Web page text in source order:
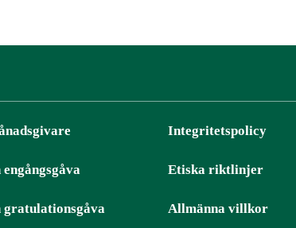
engångsgåva
gratulationsgåva
Integritetspolicy
Etiska riktlinjer
Allmänna villkor